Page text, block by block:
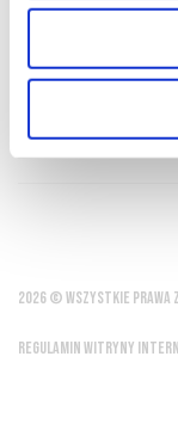
Wino pite z
2026 © WSZYSTKIE PRAWA
REGULAMIN WITRYNY